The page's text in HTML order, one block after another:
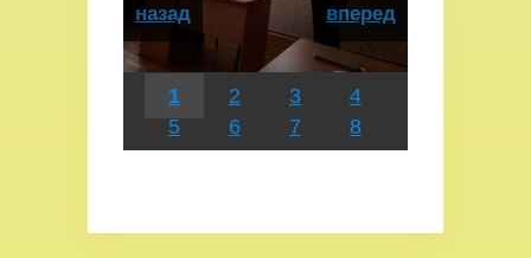
назад вперед
1 2 3
4
5
6 7 8